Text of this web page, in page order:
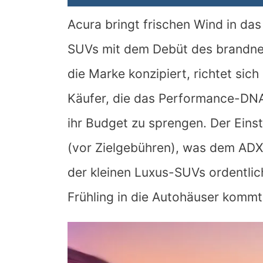
Acura bringt frischen Wind in
SUVs mit dem Debüt des
die Marke konzipiert, richtet
Käufer, die das Performance-
ihr Budget zu sprengen. Der
(vor Zielgebühren), was dem
der kleinen Luxus-SUVs
Frühling in die Autohäuser